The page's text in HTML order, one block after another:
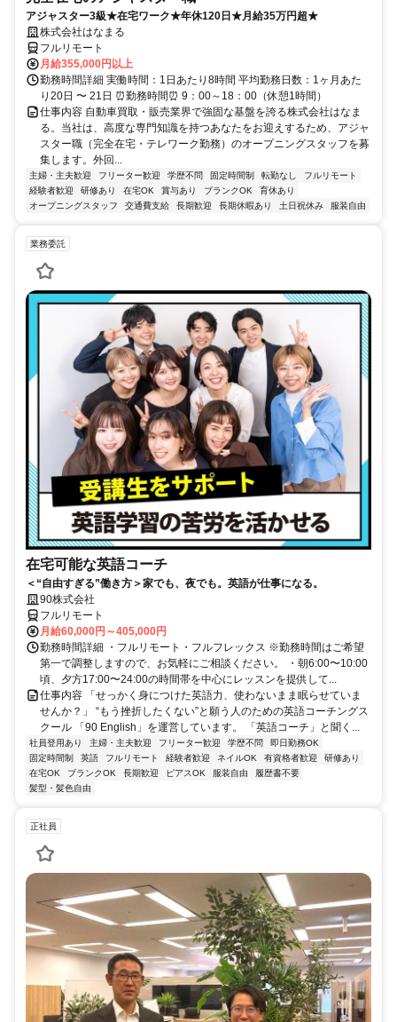
アジャスター3級★在宅ワーク★年休120日★月給35万円超★
株式会社はなまる
フルリモート
月給355,000円以上
勤務時間詳細 実働時間：1日あたり8時間 平均勤務日数：1ヶ月あた
り20日 〜 21日 ⏰勤務時間⏰ 9：00～18：00（休憩1時間）
仕事内容 自動車買取・販売業界で強固な基盤を誇る株式会社はなま
る。当社は、高度な専門知識を持つあなたをお迎えするため、アジャ
スター職（完全在宅・テレワーク勤務）のオープニングスタッフを募
集します。外回...
主婦・主夫歓迎 フリーター歓迎 学歴不問 固定時間制 転勤なし
フルリモート
経験者歓迎
研修あり 在宅OK 賞与あり ブランクOK
育休あり
オープニングスタッフ
交通費支給 長期歓迎 長期休暇あり 土日祝休み 服装自由
業務委託
在宅可能な英語コーチ
＜“自由すぎる”働き方＞家でも、夜でも。英語が仕事になる。
90株式会社
フルリモート
月給60,000円～405,000円
勤務時間詳細 ・フルリモート・フルフレックス ※勤務時間はご希望
第一で調整しますので、お気軽にご相談ください。 ・朝6:00〜10:00
頃、夕方17:00〜24:00の時間帯を中心にレッスンを提供して...
仕事内容 「せっかく身につけた英語力、使わないまま眠らせていま
せんか？」 “もう挫折したくない”と願う人のための英語コーチングス
クール 「90 English」を運営しています。 「英語コーチ」と聞く...
社員登用あり 主婦・主夫歓迎 フリーター歓迎 学歴不問
即日勤務OK
固定時間制
英語 フルリモート 経験者歓迎 ネイルOK 有資格者歓迎
研修あり
在宅OK
ブランクOK 長期歓迎 ピアスOK 服装自由
履歴書不要
髪型・髪色自由
正社員